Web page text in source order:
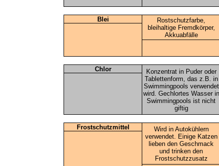
Blei
Rostschutzfarbe,
bleihaltige Fremdkörper,
Akkuabfälle
Chlor
Konzentrat in Puder oder
Tablettenform, das z.B. in
Swimmingpools verwendet
wird. Gechlortes Wasser in
Swimmingpools ist nicht
giftig
Frostschutzmittel
Wird in Autokühlern
verwendet. Einige Katzen
lieben den Geschmack
und trinken den
Frostschutzzusatz